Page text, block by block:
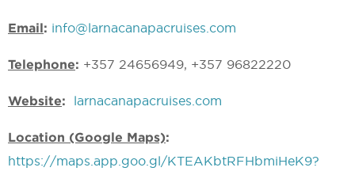
Email: info@larnacanapacruises.com
Telephone: +357 24656949, +357 96822220
Website: larnacanapacruises.com
Location (Google Maps):
https://maps.app.goo.gl/KTEAKbtRFHbmiHeK9?